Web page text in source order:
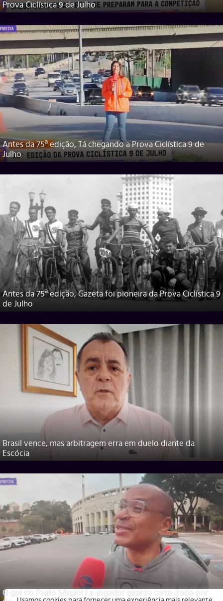
Prova Ciclística 9 de Julho
Antes da 75ª edição, Tá chegando a Prova Ciclística 9 de
Julho
Antes da 75ª edição, Gazeta foi pioneira da Prova Ciclística 9
de Julho
Brasil vence, mas arbitragem erra em duelo diante da
Escócia
O gol do Paulo Sérgio! Ex-jogador guarda carro dado por